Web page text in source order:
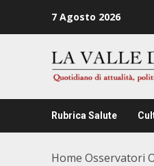
7 Agosto 2026
Rubrica Salute
Home Osservatori